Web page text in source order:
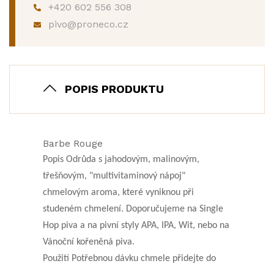
+420 602 556 308
pivo@proneco.cz
POPIS PRODUKTU
Barbe Rouge
Popis Odrůda s jahodovým, malinovým,
třešňovým, "multivitaminový nápoj"
chmelovým aroma, které vyniknou při
studeném chmelení. Doporučujeme na Single
Hop piva a na pivní styly APA, IPA, Wit, nebo na
Vánoční kořeněná piva.
Použití Potřebnou dávku chmele přidejte do